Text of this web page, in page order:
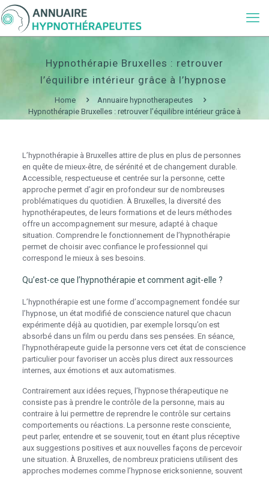
Hypnothérapie Bruxelles : retrouver
l’équilibre intérieur grâce à l’hypnose
Home
Annuaire hypnotherapeutes
Hypnothérapie Bruxelles : retrouver l’équilibre intérieur grâce à
L’hypnothérapie à Bruxelles attire de plus en plus de personnes
en quête de mieux-être, de sérénité et de changement durable.
Accessible, respectueuse et centrée sur la personne, cette
approche permet d’agir en profondeur sur de nombreuses
problématiques du quotidien. À Bruxelles, la diversité des
hypnothérapeutes, de leurs formations et de leurs méthodes
offre un accompagnement sur mesure, adapté à chaque
situation. Comprendre le fonctionnement de l’hypnothérapie
permet de choisir avec confiance le professionnel qui
correspond le mieux à ses besoins.
Qu’est-ce que l’hypnothérapie et comment agit-elle ?
L’hypnothérapie est une forme d’accompagnement fondée sur
l’hypnose, un état modifié de conscience naturel que chacun
expérimente déjà au quotidien, par exemple lorsqu’on est
absorbé dans un film ou perdu dans ses pensées. En séance,
l’hypnothérapeute guide la personne vers cet état de conscience
particulier pour favoriser un accès plus direct aux ressources
internes, aux émotions et aux automatismes.
Contrairement aux idées reçues, l’hypnose thérapeutique ne
consiste pas à prendre le contrôle de la personne, mais au
contraire à lui permettre de reprendre le contrôle sur certains
comportements ou réactions. La personne reste consciente,
peut parler, entendre et se souvenir, tout en étant plus réceptive
aux suggestions positives et aux nouvelles façons de percevoir
une situation. À Bruxelles, de nombreux praticiens utilisent des
approches modernes comme l’hypnose ericksonienne, souvent